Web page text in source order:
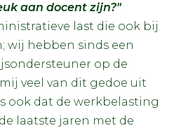
aan docent zijn?"
last die ook bij
wij hebben sinds een
op de
veel van dit gedoe uit
ook dat de werkbelasting
laatste jaren met de